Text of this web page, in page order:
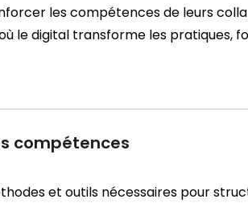
les compétences de leurs
le digital transforme les pratiques,
compétences
et outils nécessaires pour